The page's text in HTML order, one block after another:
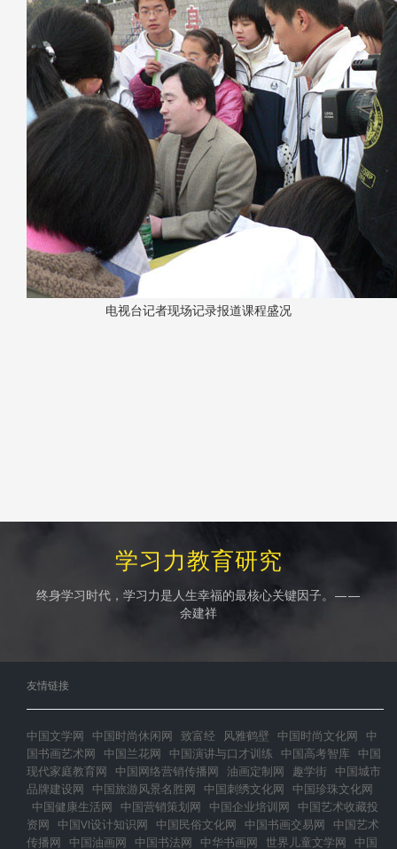
电视台记者现场记录报道课程盛况
学习力教育研究
终身学习时代，学习力是人生幸福的最核心关键因子。——
余建祥
友情链接
中国文学网 中国时尚休闲网 致富经 风雅鹤壁 中国时尚文化网
中
国书画艺术网
中国兰花网 中国演讲与口才训练 中国高考智库 中国
现代家庭教育网
中国网络营销传播网 油画定制网 趣学街
中国城市
品牌建设网
中国旅游风景名胜网 中国刺绣文化网
中国珍珠文化网
中国健康生活网
中国营销策划网 中国企业培训网
中国艺术收藏投
资网
中国VI设计知识网 中国民俗文化网 中国书画交易网
中国艺术
传播网
中国油画网 中国书法网 中华书画网 世界儿童文学网 中国